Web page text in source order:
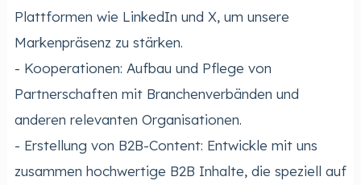
Plattformen wie LinkedIn und X, um unsere
Markenpräsenz zu stärken.
- Kooperationen: Aufbau und Pflege von
Partnerschaften mit Branchenverbänden und
anderen relevanten Organisationen.
- Erstellung von B2B-Content: Entwickle mit uns
zusammen hochwertige B2B Inhalte, die speziell auf